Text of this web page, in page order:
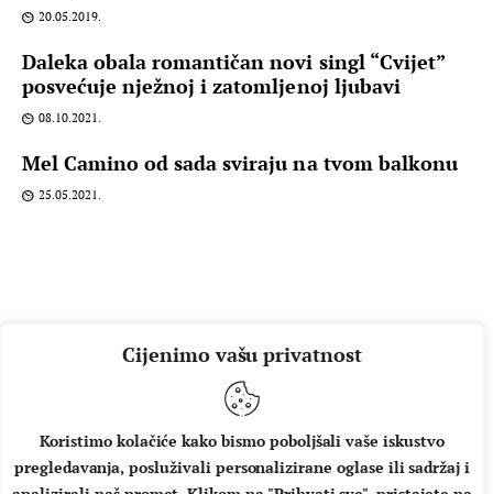
Cijenimo vašu privatnost
Koristimo kolačiće kako bismo poboljšali vaše iskustvo
pregledavanja, posluživali personalizirane oglase ili sadržaj i
20.05.2019.
Daleka obala romantičan novi singl “Cvijet”
posvećuje nježnoj i zatomljenoj ljubavi
08.10.2021.
Mel Camino od sada sviraju na tvom balkonu
25.05.2021.
O NAMA IMPRESSUM UVJETI KORIŠTENJA